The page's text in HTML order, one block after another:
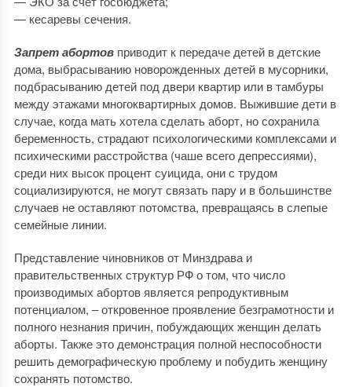
— кесаревы сечения.
Запрет абортовприводит к передаче детей в детские
дома, выбрасыванию новорожденных детей в мусорники,
подбрасыванию детей под двери квартир или в тамбуры
между этажами многоквартирных домов. Выжившие дети в
случае, когда мать хотела сделать аборт, но сохранила
беременность, страдают психологическими комплексами и
психическими расстройства (чаше всего депрессиями),
среди них высок процент суицида, они с трудом
социализируются, не могут связать пару и в большинстве
случаев не оставляют потомства, превращаясь в слепые
семейные линии.
Представление чиновников от Минздрава и
правительственных структур РФ о том, что число
производимых абортов является репродуктивным
потенциалом, – откровенное проявление безграмотности и
полного незнания причин, побуждающих женщин делать
аборты. Также это демонстрация полной неспособности
решить демографическую проблему и побудить женщину
сохранять потомство.